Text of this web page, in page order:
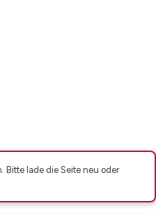
Bitte lade die Seite neu oder